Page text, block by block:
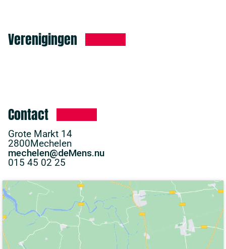
Verenigingen
Contact
Grote Markt 14
2800Mechelen
mechelen@deMens.nu
015 45 02 25